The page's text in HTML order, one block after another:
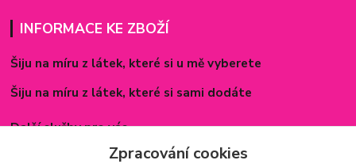
INFORMACE KE ZBOŽÍ
Šiju na míru z látek, které si u mě vyberete
Šiju na míru z látek, které si sami dodáte
Další služby pro vás
Způsoby zapínání povlečeníZpracování cookies